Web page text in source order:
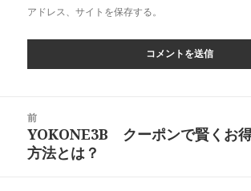
アドレス、サイトを保存する。
前
前
の
YOKONE3B クーポンで賢くお
方法とは？